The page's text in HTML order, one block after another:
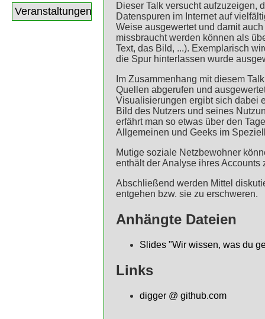
Veranstaltungen
Dieser Talk versucht aufzuzeigen,
Datenspuren im Internet auf
Weise ausgewertet und damit auch
missbraucht werden können als
Text, das Bild, ...). Exemplarisch
die Spur hinterlassen wurde
Im Zusammenhang mit diesem
Quellen abgerufen und
Visualisierungen ergibt sich dabei
Bild des Nutzers und seines
erfährt man so etwas über den
Allgemeinen und Geeks im
Mutige soziale Netzbewohner
enthält der Analyse ihres Accounts
Abschließend werden Mittel
entgehen bzw. sie zu erschweren.
Anhängte Dateien
Slides "Wir wissen, was du
Links
digger @ github.com